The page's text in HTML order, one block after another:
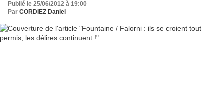
Publié le 25/06/2012 à 19:00
Par CORDIEZ Daniel